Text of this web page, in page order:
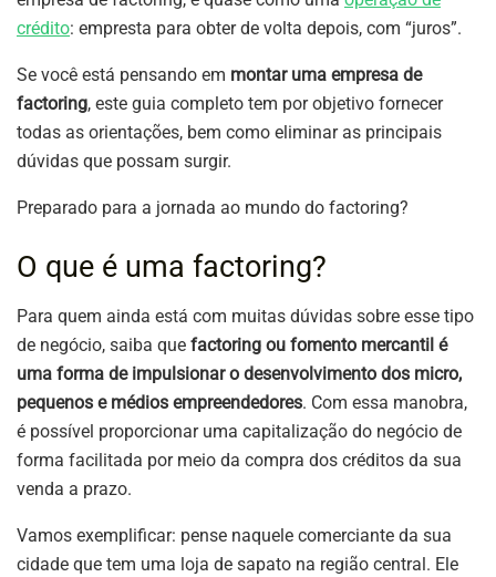
crédito: empresta para obter de volta depois, com “juros”.
Se você está pensando em montar uma empresa de
factoring, este guia completo tem por objetivo fornecer
todas as orientações, bem como eliminar as principais
dúvidas que possam surgir.
Preparado para a jornada ao mundo do factoring?
O que é uma factoring?
Para quem ainda está com muitas dúvidas sobre esse tipo
de negócio, saiba que factoring ou fomento mercantil é
uma forma de impulsionar o desenvolvimento dos micro,
pequenos e médios empreendedores. Com essa manobra,
é possível proporcionar uma capitalização do negócio de
forma facilitada por meio da compra dos créditos da sua
venda a prazo.
Vamos exemplificar: pense naquele comerciante da sua
cidade que tem uma loja de sapato na região central. Ele